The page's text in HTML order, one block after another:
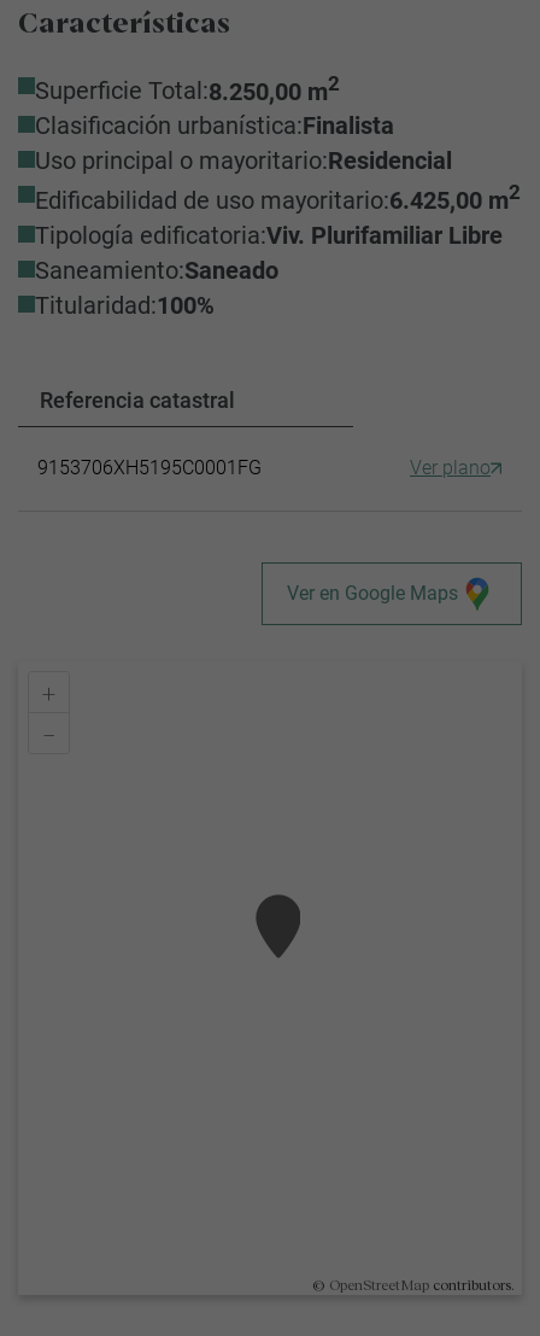
Características
Superficie Total:8.250,00 m2
Clasificación urbanística:Finalista
Uso principal o mayoritario:Residencial
Edificabilidad de uso mayoritario:6.425,00 m2
Tipología edificatoria:Viv. Plurifamiliar Libre
Saneamiento:Saneado
Titularidad:100%
Referencia catastral
9153706XH5195C0001FG Ver plano
Ver en Google Maps
+
–
© OpenStreetMap contributors.